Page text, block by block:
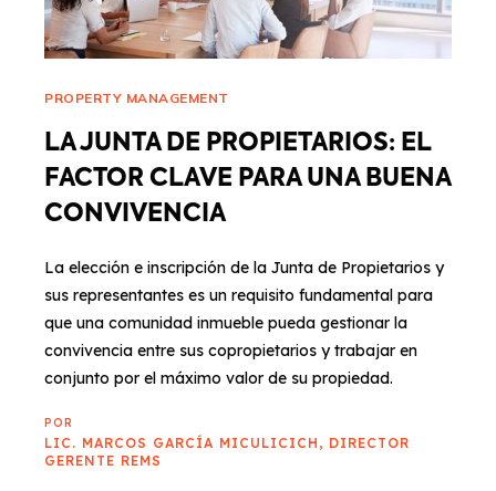
PROPERTY MANAGEMENT
LA JUNTA DE PROPIETARIOS: EL
FACTOR CLAVE PARA UNA BUENA
CONVIVENCIA
La elección e inscripción de la Junta de Propietarios y
sus representantes es un requisito fundamental para
que una comunidad inmueble pueda gestionar la
convivencia entre sus copropietarios y trabajar en
conjunto por el máximo valor de su propiedad.
POR
LIC. MARCOS GARCÍA MICULICICH, DIRECTOR
GERENTE REMS